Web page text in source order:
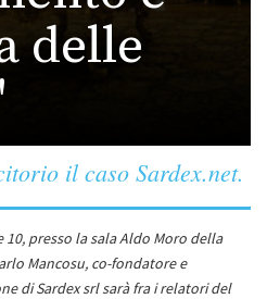
delle
il caso Sardex.net.
presso la sala Aldo Moro della
Mancosu, co-fondatore e
di Sardex srl sarà fra i relatori del